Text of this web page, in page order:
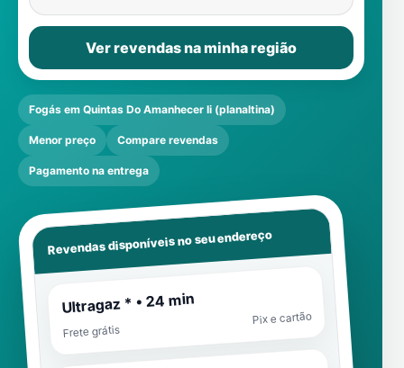
Ver revendas na minha região
Fogás em Quintas Do Amanhecer Ii (planaltina)
Menor preço Compare revendas
Pagamento na entrega
Revendas disponíveis no seu endereço
Ultragaz * • 24 min
Frete grátis
Pix e cartão